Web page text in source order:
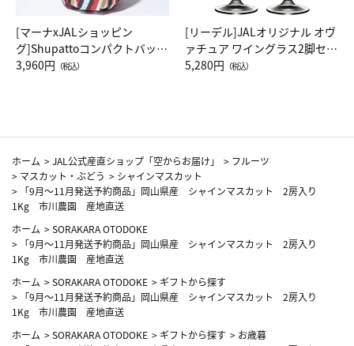
[マーナxJALショッピン
グ]Shupattoコンパクトバッグ
Drop JAL客室乗務員（LC）ス
3,960円 （税込）
[リーデル]JALオリジナル オヴ
ァチュア ワイングラス2脚セッ
ト（レッドワイン）
5,280円 （税込）
ホーム >JAL公式産直ショップ「空からお届け」 > フルーツ
> マスカット・ぶどう > シャインマスカット
> 「9月～11月発送予約商品」岡山県産 シャインマスカット 2房入り
1Kg 市川農園 産地直送
ホーム >SORAKARA OTODOKE
> 「9月～11月発送予約商品」岡山県産 シャインマスカット 2房入り
1Kg 市川農園 産地直送
ホーム >SORAKARA OTODOKE > ギフトから探す
> 「9月～11月発送予約商品」岡山県産 シャインマスカット 2房入り
1Kg 市川農園 産地直送
ホーム >SORAKARA OTODOKE > ギフトから探す > お歳暮